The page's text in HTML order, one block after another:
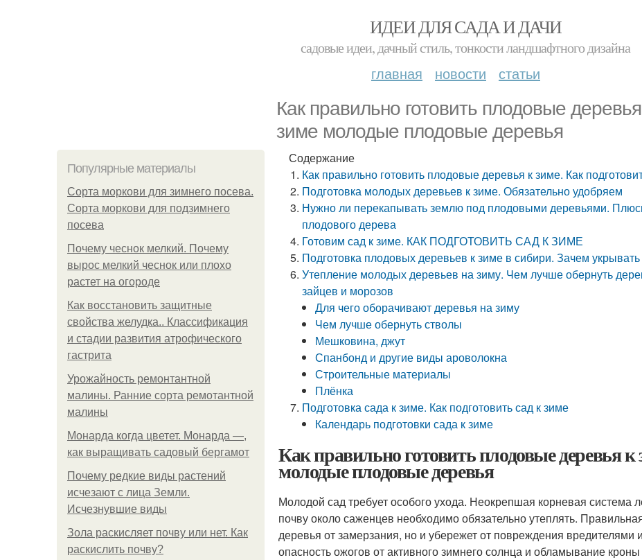
ИДЕИ ДЛЯ САДА И ДАЧИ
садовые идеи, дачный стиль, тонкости ландшафтного дизайна
главная новости статьи
Как правильно готовить плодовые
зиме молодые плодовые деревья
Популярные материалы
Сорта моркови для зимнего посева.
Сорта моркови для подзимнего
посева
Почему чеснок мелкий. Почему
вырос мелкий чеснок или плохо
растет на огороде
Как восстановить защитные
свойства желудка.. Классификация
и стадии развития атрофического
гастрита
Урожайность ремонтантной
малины. Ранние сорта ремотантной
малины
Монарда когда цветет. Монарда —,
как выращивать садовый бергамот
Почему редкие виды растений
исчезают с лица Земли.
Исчезнувшие виды
Зола раскисляет почву или нет. Как
раскислить почву?
Содержание
Как правильно готовить плодовые деревья к зиме. Как
Подготовка молодых деревьев к зиме. Обязательно удобряем
Нужно ли перекапывать землю под плодовыми деревьями.
плодового дерева
Готовим сад к зиме. КАК ПОДГОТОВИТЬ САД К ЗИМЕ
Подготовка плодовых деревьев к зиме в сибири. Зачем
Утепление молодых деревьев на зиму. Чем лучше обернуть
зайцев и морозов
Для чего оборачивают деревья на зиму
Чем лучше обернуть стволы
Мешковина, джут
Спанбонд и другие виды ароволокна
Строительные материалы
Плёнка
Подготовка сада к зиме. Как подготовить сад к зиме
Календарь подготовки сада к зиме
Как правильно готовить плодовые деревья
молодые плодовые деревья
Молодой сад требует особого ухода. Неокрепшая корневая система
почву около саженцев необходимо обязательно утеплять.
деревья от замерзания, но и убережет от повреждения
опасность ожогов от активного зимнего солнца и обламывание